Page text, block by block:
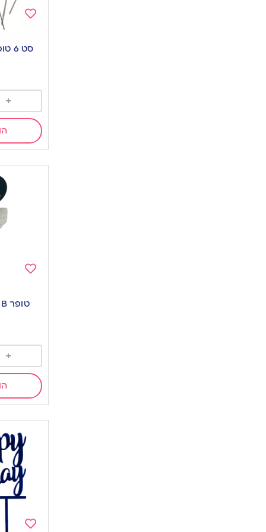
סט 6 טופרים אסטרונאוט
+
טופר HB לב שחור זהב
+